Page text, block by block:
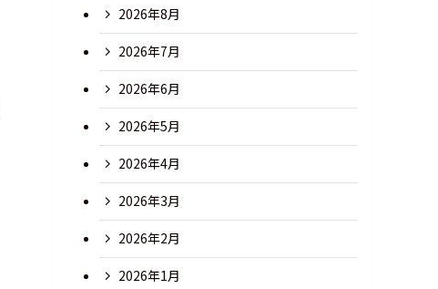
2026年8月
2026年7月
2026年6月
2026年5月
2026年4月
2026年3月
2026年2月
2026年1月